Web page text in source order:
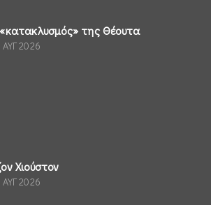
της Θέουτα
2026
Χιούστον
2026